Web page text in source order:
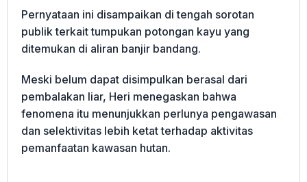
Pernyataan ini disampaikan di tengah sorotan
publik terkait tumpukan potongan kayu yang
ditemukan di aliran banjir bandang.
Meski belum dapat disimpulkan berasal dari
pembalakan liar, Heri menegaskan bahwa
fenomena itu menunjukkan perlunya pengawasan
dan selektivitas lebih ketat terhadap aktivitas
pemanfaatan kawasan hutan.